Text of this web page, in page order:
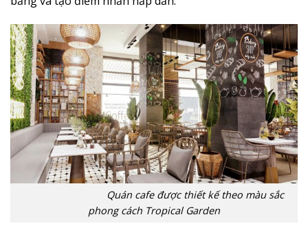
Quán cafe được thiết kế theo màu sắc
phong cách Tropical Garden